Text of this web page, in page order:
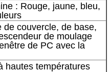
: Rouge, jaune, bleu,
de couvercle, de base,
de moulage
de PC avec la
hautes températures